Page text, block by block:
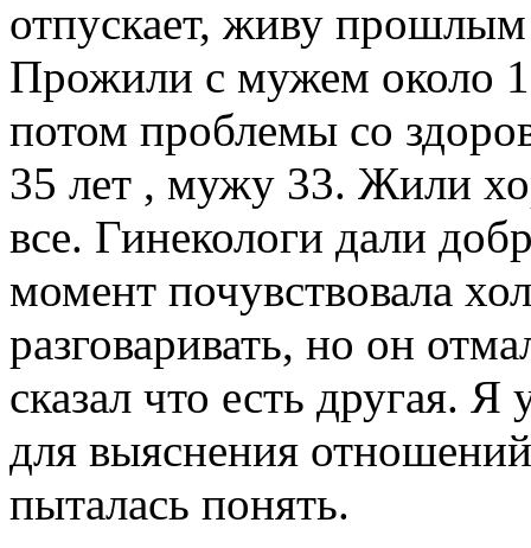
отпускает, живу
Прожили с мужем около
потом проблемы со
35 лет , мужу 33. Жили
все. Гинекологи дали
момент почувствовала
разговаривать, но он
сказал что есть другая.
для выяснения
пыталась понять.